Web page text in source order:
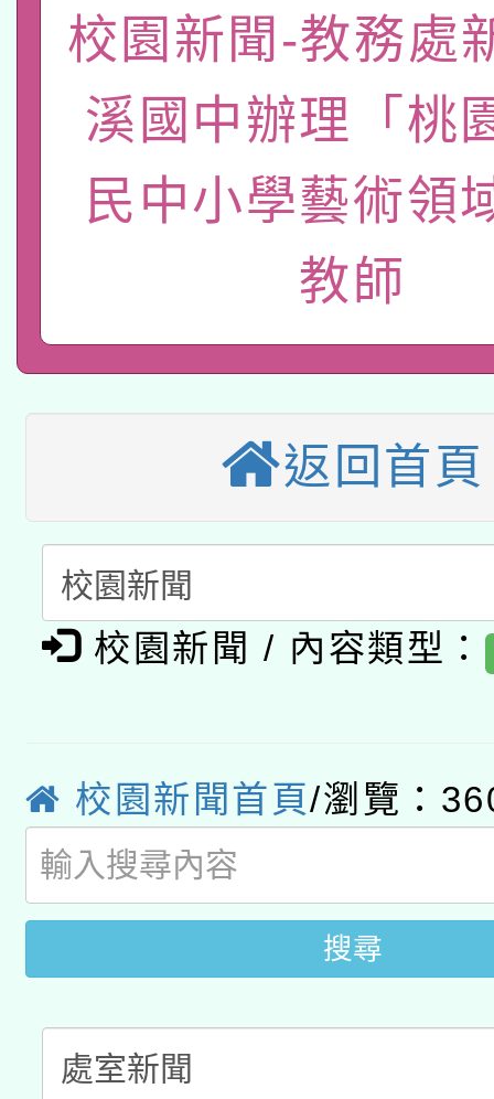
「數位內容與教學軟體
pilot」
有關大陸委員會函釋公
薪期間赴陸應申請許可
轉知經濟部水利署委託
業技術研究院辦理「
用水績優單位及節水達
115年8月22日(星期六
桃園市孔廟祈福系列
開 智慧啟航」
本校115學年度第2次
招甄選結果公告(無人
招)
適應運動共學行動站研
本館辦理115年度閱讀
暨閱讀推動專業研習
科技賦能─人工智慧
礎課程
A3數位素養講師名單
「數位內容與教學軟體
pilot」
有關大陸委員會函釋公
轉知經濟部水利署委託
用水績優單位及節水達
動」
桃園市孔廟祈福系列
開 智慧啟航」
2026年桃園地景藝術
校園新聞-教務處
溪國中辦理「桃
民中小學藝術領
教師
返回首頁
校園新聞 / 內容類型：
校園新聞首頁/瀏覽：
搜尋